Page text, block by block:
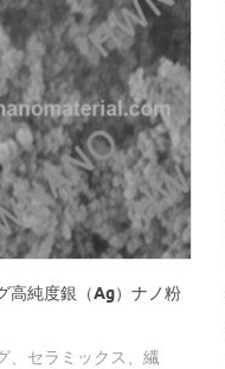
高純度銀（Ag）ナノ粉
、セラミックス、繊